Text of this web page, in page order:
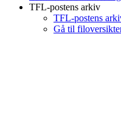
TFL-postens arkiv
TFL-postens
Gå til